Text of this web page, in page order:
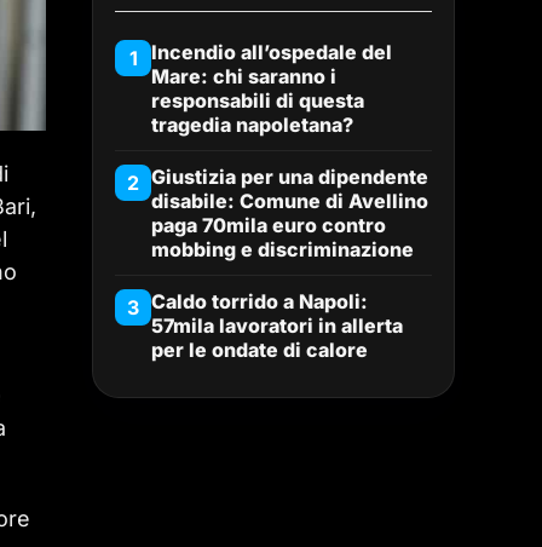
1
Incendio all’ospedale del
Mare: chi saranno i
responsabili di questa
tragedia napoletana?
2 Giustizia per una dipendente
disabile: Comune di Avellino
paga 70mila euro contro
mobbing e discriminazione
3 Caldo torrido a Napoli:
57mila lavoratori in allerta
per le ondate di calore